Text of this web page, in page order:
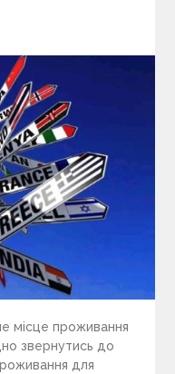
місце проживання
звернутись до
для